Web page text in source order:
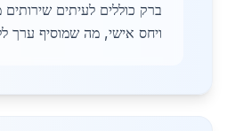
ברק כוללים לעיתים
ויחס אישי, מה שמוסיף ערך